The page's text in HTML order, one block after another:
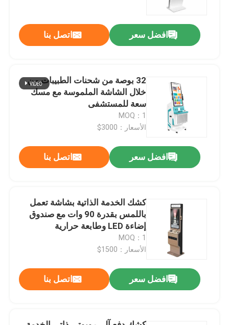
منزل
أشرطة فيديو
عرض الواقع الافتراضي
معلومات عنا
رقابة جودة
اتصل بنا
أخبار
افضل سعر اتصل بنا
32 بوصة من شحنات الطبيبات من
خلال الشاشة الملموسة مع مسك
سعة للمستشفى
MOQ：1
الأسعار：3000$
افضل سعر اتصل بنا
كشك الخدمة الذاتية بشاشة تعمل
باللمس بقدرة 90 وات مع صندوق
إضاءة LED وطابعة حرارية
MOQ：1
الأسعار：1500$
افضل سعر اتصل بنا